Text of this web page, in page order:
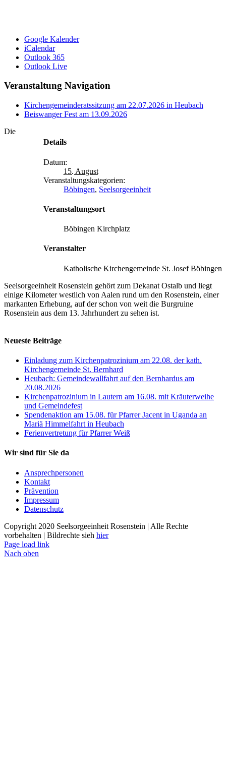
Google Kalender
iCalendar
Outlook 365
Outlook Live
Veranstaltung Navigation
Kirchengemeinderatssitzung am 22.07.2026 in Heubach
Beiswanger Fest am 13.09.2026
Details
Datum:
15. August
Veranstaltungskategorien:
Böbingen, Seelsorgeeinheit
Veranstaltungsort
Böbingen Kirchplatz
Veranstalter
Katholische Kirchengemeinde St. Josef Böbingen
Die
Seelsorgeeinheit Rosenstein gehört zum Dekanat Ostalb und liegt
einige Kilometer westlich von Aalen rund um den Rosenstein, einer
markanten Erhebung, auf der schon von weit die Burgruine
Rosenstein aus dem 13. Jahrhundert zu sehen ist.
Neueste Beiträge
Einladung zum Kirchenpatrozinium am 22.08. der kath.
Kirchengemeinde St. Bernhard
Heubach: Gemeindewallfahrt auf den Bernhardus am
20.08.2026
Kirchenpatrozinium in Lautern am 16.08. mit Kräuterweihe
und Gemeindefest
Spendenaktion am 15.08. für Pfarrer Jacent in Uganda an
Mariä Himmelfahrt in Heubach
Ferienvertretung für Pfarrer Weiß
Wir sind für Sie da
Ansprechpersonen
Kontakt
Prävention
Impressum
Datenschutz
Copyright 2020 Seelsorgeeinheit Rosenstein | Alle Rechte
vorbehalten | Bildrechte sieh hier
Page load link
Nach oben